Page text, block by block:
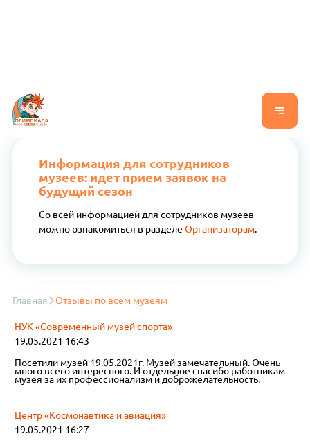
Информация для сотрудников
музеев: идет прием заявок на
будущий сезон
Со всей информацией для сотрудников музеев
можно ознакомиться в разделе Организаторам.
Главная Отзывы по всем музеям
НУК «Современный музей спорта»
19.05.2021 16:43
Посетили музей 19.05.2021г. Музей замечательный. Очень
много всего интересного. И отдельное спасибо работникам
музея за их профессионализм и доброжелательность.
Центр «Космонавтика и авиация»
19.05.2021 16:27